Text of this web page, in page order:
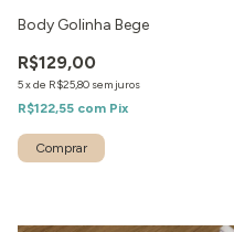
Body Golinha Bege
R$129,00
5xde R$25,80 sem juros
R$122,55 com Pix